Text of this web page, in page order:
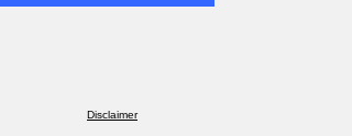
Disclaimer